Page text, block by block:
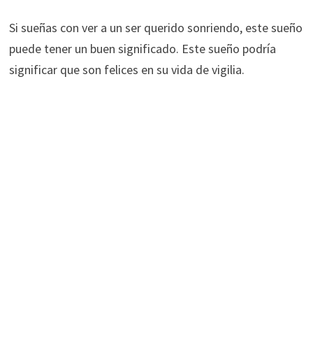
Si sueñas con ver a un ser querido sonriendo, este sueño
puede tener un buen significado. Este sueño podría
significar que son felices en su vida de vigilia.